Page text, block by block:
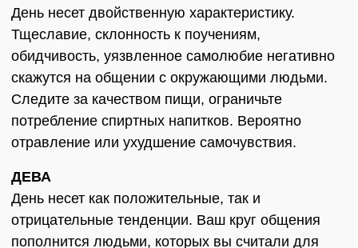
День несет двойственную характеристику.
Тщеславие, склонность к поучениям,
обидчивость, уязвленное самолюбие негативно
скажутся на общении с окружающими людьми.
Следите за качеством пищи, ограничьте
потребление спиртных напитков. Вероятно
отравление или ухудшение самочувствия.
ДЕВА
День несет как положительные, так и
отрицательные тенденции. Ваш круг общения
пополнится людьми, которых вы считали для